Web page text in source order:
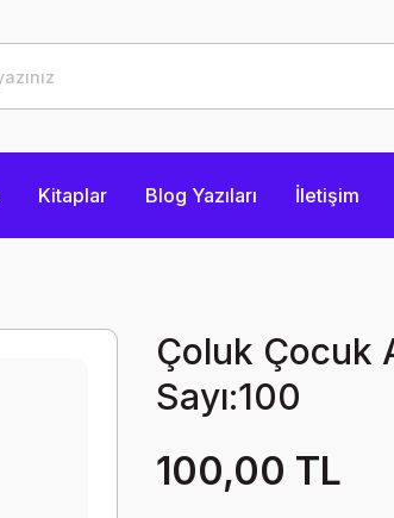
Kitaplar Blog Yazıları İletişim
Çoluk Çocuk
Sayı:100
100,00 TL